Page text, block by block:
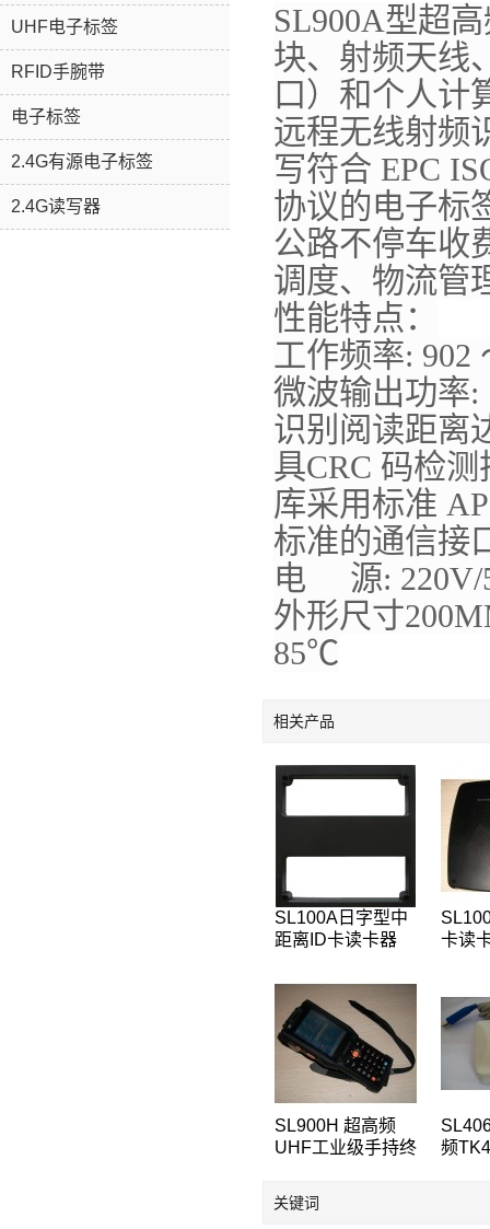
UHF电子标签
RFID手腕带
电子标签
2.4G有源电子标签
2.4G读写器
SL900A型超
块、射频天线
口）和个人计
远程无线射频
写符合 EPC
协议的电子标
公路不停车收
调度、物流管
性能特点：
工作频率: 902
微波输出功率:
识别阅读距离
具CRC 码检
库采用标准
标准的通信接
电 源: 220V/
外形尺寸
85℃
相关产品
SL100A日字型中
距离ID卡读卡器
离ID读卡器
卡读
SL900H 超高频
UHF工业级手持终
机RFID远距离读
卡器
频
关键词